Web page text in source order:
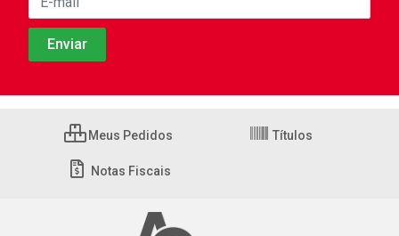
Meus Pedidos Títulos
Notas Fiscais